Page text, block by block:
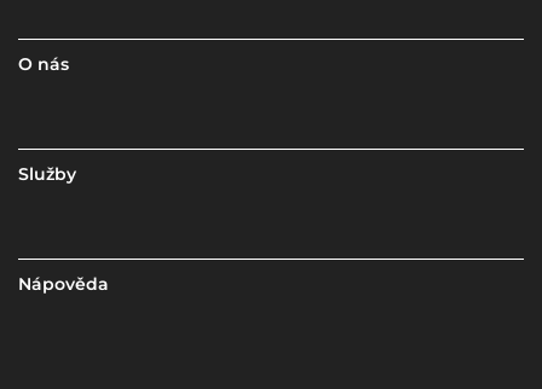
O nás
Služby
Nápověda